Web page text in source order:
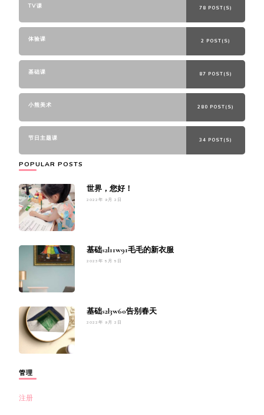
TV课 78 POST(S)
体验课 2 POST(S)
基础课 87 POST(S)
小熊美术 280 POST(S)
节日主题课 34 POST(S)
POPULAR POSTS
世界，您好！
2022年 9月 2日
基础s2l11w91毛毛的新衣服
2023年 5月 5日
基础s2l3w60告别春天
2022年 9月 2日
管理
注册